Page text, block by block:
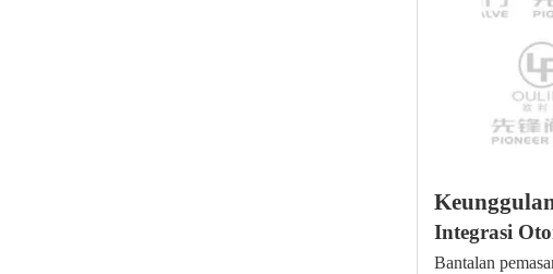
Integrasi
Bantalan